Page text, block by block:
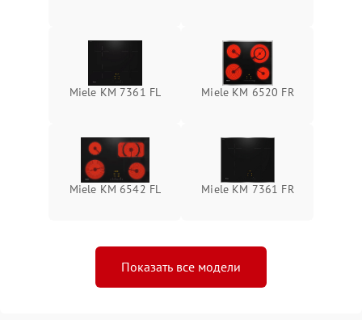
Miele KM 7361 FL Miele KM 6520 FR
Miele KM 6542 FL Miele KM 7361 FR
Показать все модели